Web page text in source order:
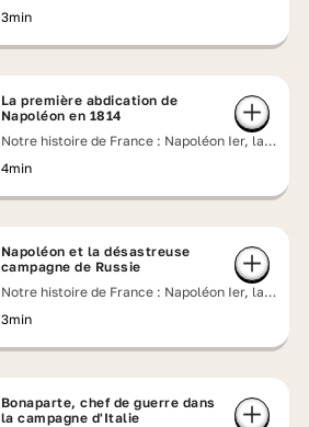
3min
La première abdication de
Napoléon en 1814
Notre histoire de France : Napoléon Ier, la
4min
Napoléon et la désastreuse
campagne de Russie
Notre histoire de France : Napoléon Ier, la
3min
Bonaparte, chef de guerre dans
la campagne d'Italie